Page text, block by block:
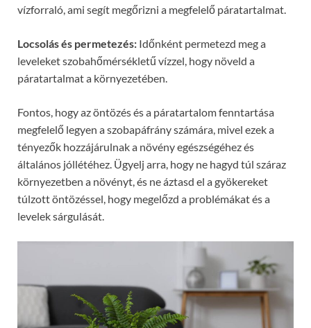
vízforraló, ami segít megőrizni a megfelelő páratartalmat.
Locsolás és permetezés: Időnként permetezd meg a
leveleket szobahőmérsékletű vízzel, hogy növeld a
páratartalmat a környezetében.
Fontos, hogy az öntözés és a páratartalom fenntartása
megfelelő legyen a szobapáfrány számára, mivel ezek a
tényezők hozzájárulnak a növény egészségéhez és
általános jóllétéhez. Ügyelj arra, hogy ne hagyd túl száraz
környezetben a növényt, és ne áztasd el a gyökereket
túlzott öntözéssel, hogy megelőzd a problémákat és a
levelek sárgulását.